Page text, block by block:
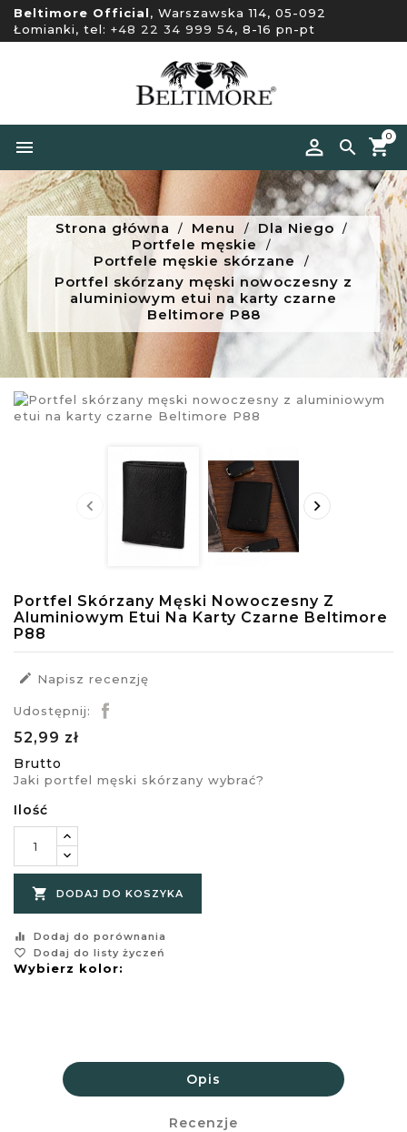
Beltimore Official, Warszawska 114, 05-092
Łomianki, tel: +48 22 34 999 54, 8-16 pn-pt


0
Strona główna Menu
Dla Niego
Portfele męskie
Portfele męskie skórzane
Portfel skórzany męski nowoczesny z
aluminiowym etui na karty czarne
Beltimore P88
 
Portfel Skórzany Męski Nowoczesny Z
Aluminiowym Etui Na Karty Czarne Beltimore
P88
 Napisz recenzję
Udostępnij:
52,99 zł
Brutto
Jaki portfel męski skórzany wybrać?
Ilość
 DODAJ DO KOSZYKA
equalizer
Dodaj do porównania
favorite_border
Dodaj do listy życzeń
Wybierz kolor:
Opis
Recenzje